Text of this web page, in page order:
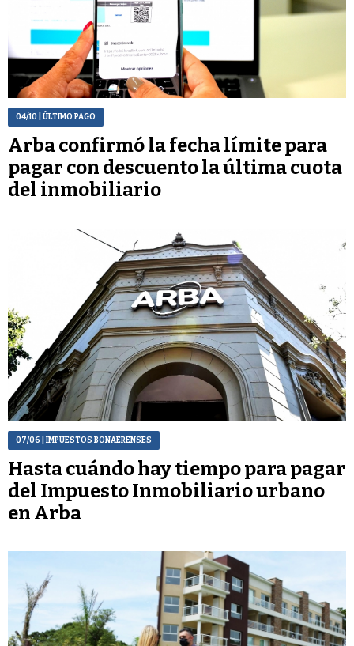
04/10 | ÚLTIMO PAGO
Arba confirmó la fecha límite para
pagar con descuento la última cuota
del inmobiliario
07/06 | IMPUESTOS BONAERENSES
Hasta cuándo hay tiempo para pagar
del Impuesto Inmobiliario urbano
en Arba